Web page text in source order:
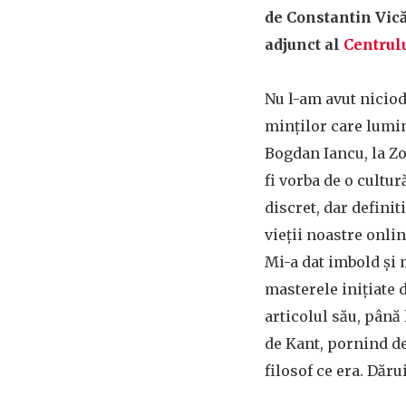
de Constantin
adjunct al
Nu l-am avut
minților care
Bogdan Iancu, la
fi vorba de o
discret, dar
vieții noastre
Mi-a dat imbold și
masterele inițiate
articolul său, până
de Kant, pornind
filosof ce era.